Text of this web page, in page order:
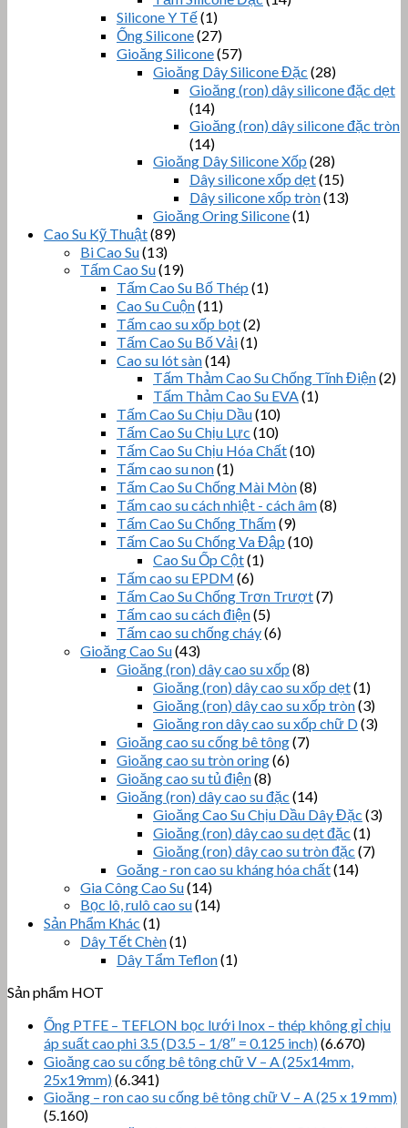
Silicone Y Tế(1)
Ống Silicone(27)
Gioăng Silicone(57)
Gioăng Dây Silicone Đặc (28)
Gioăng (ron) dây silicone đặc dẹt
(14)
Gioăng (ron) dây silicone đặc tròn
(14)
Gioăng Dây Silicone Xốp (28)
Dây silicone xốp dẹt(15)
Dây silicone xốp tròn(13)
Gioăng Oring Silicone(1)
Cao Su Kỹ Thuật(89)
Bi Cao Su(13)
Tấm Cao Su(19)
Tấm Cao Su Bố Thép (1)
Cao Su Cuộn(11)
Tấm cao su xốp bọt(2)
Tấm Cao Su Bố Vải(1)
Cao su lót sàn(14)
Tấm Thảm Cao Su Chống Tĩnh Điện(2)
Tấm Thảm Cao Su EVA(1)
Tấm Cao Su Chịu Dầu(10)
Tấm Cao Su Chịu Lực (10)
Tấm Cao Su Chịu Hóa Chất(10)
Tấm cao su non(1)
Tấm Cao Su Chống Mài Mòn(8)
Tấm cao su cách nhiệt - cách âm(8)
Tấm Cao Su Chống Thấm(9)
Tấm Cao Su Chống Va Đập (10)
Cao Su Ốp Cột(1)
Tấm cao su EPDM (6)
Tấm Cao Su Chống Trơn Trượt(7)
Tấm cao su cách điện(5)
Tấm cao su chống cháy(6)
Gioăng Cao Su(43)
Gioăng (ron) dây cao su xốp (8)
Gioăng (ron) dây cao su xốp dẹt(1)
Gioăng (ron) dây cao su xốp tròn(3)
Gioăng ron dây cao su xốp chữ D(3)
Gioăng cao su cống bê tông(7)
Gioăng cao su tròn oring(6)
Gioăng cao su tủ điện(8)
Gioăng (ron) dây cao su đặc (14)
Gioăng Cao Su Chịu Dầu Dây Đặc (3)
Gioăng (ron) dây cao su dẹt đặc (1)
Gioăng (ron) dây cao su tròn đặc (7)
Goăng - ron cao su kháng hóa chất(14)
Gia Công Cao Su(14)
Bọc lô, rulô cao su(14)
Sản Phẩm Khác (1)
Dây Tết Chèn(1)
Dây Tẩm Teflon(1)
Sản phẩm HOT
Ống PTFE – TEFLON bọc lưới Inox – thép không gỉ chịu
áp suất cao phi 3.5 (D3.5 – 1/8″ = 0.125 inch)(6.670)
Gioăng cao su cống bê tông chữ V – A (25x14mm,
25x19mm)(6.341)
Gioăng – ron cao su cống bê tông chữ V – A (25 x 19 mm)
(5.160)